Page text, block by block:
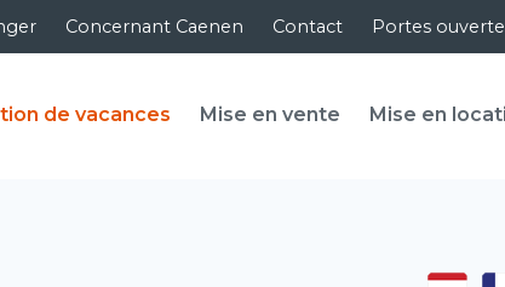
Concernant Caenen Contact Portes
de vacances Mise en vente Mise en